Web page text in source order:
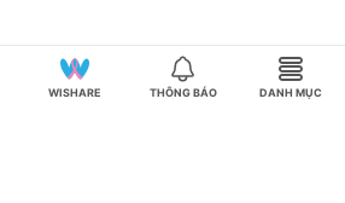
WISHARE THÔNG BÁO DANH MỤC